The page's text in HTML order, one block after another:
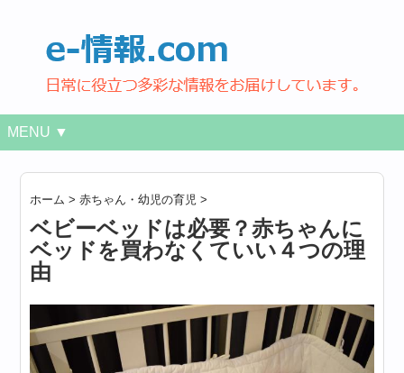
MENU ▼
ホーム >赤ちゃん・幼児の育児 >
ベビーベッドは必要？赤ちゃんに
ベッドを買わなくていい４つの理
由